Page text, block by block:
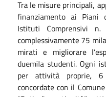
Tra le misure principali,
finanziamento ai Piani
Istituti Comprensivi
complessivamente 75
mirati e migliorare
duemila studenti. Ogni
per attività proprie,
concordate con il